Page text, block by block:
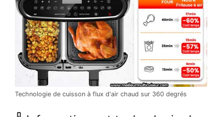
Technologie de cuisson à flux d'air chaud sur 360 degrés